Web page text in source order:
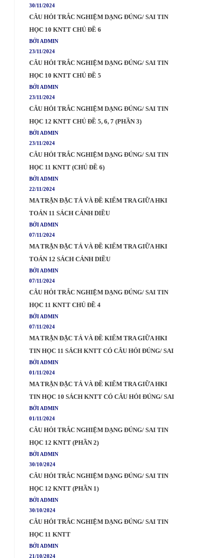
30/11/2024
CÂU HỎI TRẮC NGHIỆM DẠNG ĐÚNG/ SAI TIN
HỌC 10 KNTT CHỦ ĐỀ 6
BỞI ADMIN
23/11/2024
CÂU HỎI TRẮC NGHIỆM DẠNG ĐÚNG/ SAI TIN
HỌC 10 KNTT CHỦ ĐỀ 5
BỞI ADMIN
23/11/2024
CÂU HỎI TRẮC NGHIỆM DẠNG ĐÚNG/ SAI TIN
HỌC 12 KNTT CHỦ ĐỀ 5, 6, 7 (PHẦN 3)
BỞI ADMIN
23/11/2024
CÂU HỎI TRẮC NGHIỆM DẠNG ĐÚNG/ SAI TIN
HỌC 11 KNTT (CHỦ ĐỀ 6)
BỞI ADMIN
22/11/2024
MA TRẬN ĐẶC TẢ VÀ ĐỀ KIỂM TRA GIỮA HKI
TOÁN 11 SÁCH CÁNH DIỀU
BỞI ADMIN
07/11/2024
MA TRẬN ĐẶC TẢ VÀ ĐỀ KIỂM TRA GIỮA HKI
TOÁN 12 SÁCH CÁNH DIỀU
BỞI ADMIN
07/11/2024
CÂU HỎI TRẮC NGHIỆM DẠNG ĐÚNG/ SAI TIN
HỌC 11 KNTT CHỦ ĐỀ 4
BỞI ADMIN
07/11/2024
MA TRẬN ĐẶC TẢ VÀ ĐỀ KIỂM TRA GIỮA HKI
TIN HỌC 11 SÁCH KNTT CÓ CÂU HỎI ĐÚNG/ SAI
BỞI ADMIN
01/11/2024
MA TRẬN ĐẶC TẢ VÀ ĐỀ KIỂM TRA GIỮA HKI
TIN HỌC 10 SÁCH KNTT CÓ CÂU HỎI ĐÚNG/ SAI
BỞI ADMIN
01/11/2024
CÂU HỎI TRẮC NGHIỆM DẠNG ĐÚNG/ SAI TIN
HỌC 12 KNTT (PHẦN 2)
BỞI ADMIN
30/10/2024
CÂU HỎI TRẮC NGHIỆM DẠNG ĐÚNG/ SAI TIN
HỌC 12 KNTT (PHẦN 1)
BỞI ADMIN
30/10/2024
CÂU HỎI TRẮC NGHIỆM DẠNG ĐÚNG/ SAI TIN
HỌC 11 KNTT
BỞI ADMIN
21/10/2024